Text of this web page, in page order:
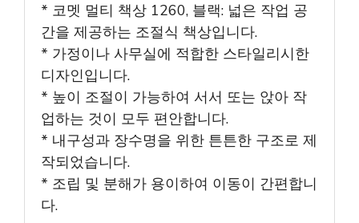
* 코멧 멀티 책상 1260, 블랙: 넓은 작업 공
간을 제공하는 조절식 책상입니다.
* 가정이나 사무실에 적합한 스타일리시한
디자인입니다.
* 높이 조절이 가능하여 서서 또는 앉아 작
업하는 것이 모두 편안합니다.
* 내구성과 장수명을 위한 튼튼한 구조로 제
작되었습니다.
* 조립 및 분해가 용이하여 이동이 간편합니
다.